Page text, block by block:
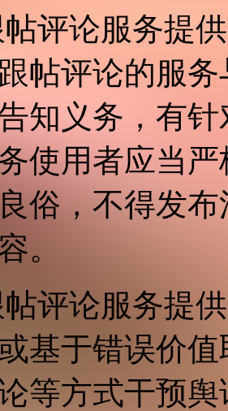
评论服务提
帖评论的服
知义务，有
使用者应当
俗，不得发
。
评论服务提
基于错误价
等方式干预